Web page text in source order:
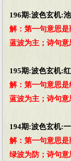
196期:波色玄机:
解：第一句意思是
蓝波为主；诗句
195期:波色玄机:
解：第一句意思是
蓝波为主；诗句
194期:波色玄机:
解：第一句意思是
绿波为防；诗句